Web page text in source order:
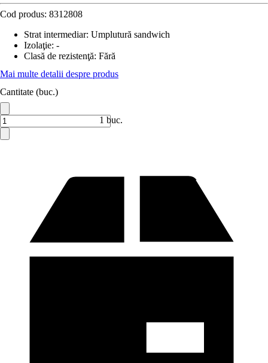
Cod produs: 8312808
Strat intermediar: Umplutură sandwich
Izolaţie: -
Clasă de rezistenţă: Fără
Mai multe detalii despre produs
Cantitate (buc.)
1 buc.